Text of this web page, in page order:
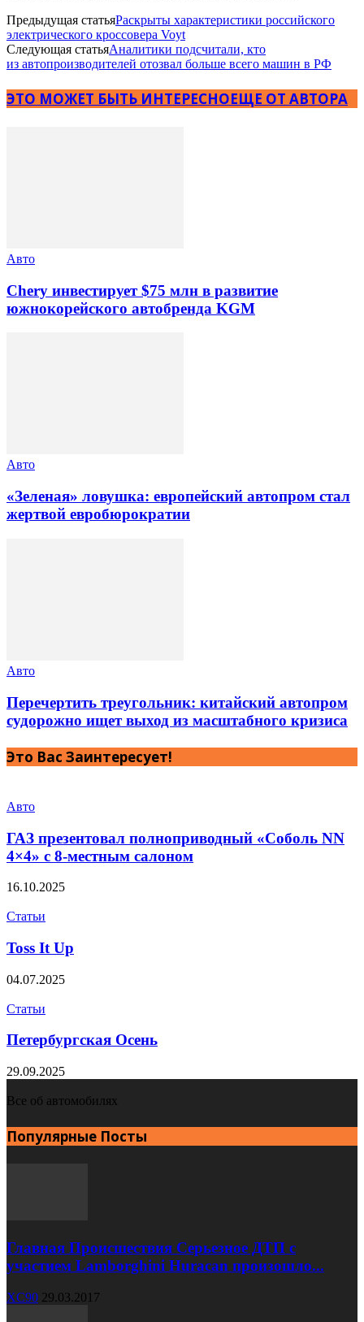
Предыдущая статьяРаскрыты характеристики российского
электрического кроссовера Voyt
Следующая статьяАналитики подсчитали, кто
из автопроизводителей отозвал больше всего машин в РФ
ЭТО МОЖЕТ БЫТЬ ИНТЕРЕСНОЕЩЕ ОТ АВТОРА
Авто
Chery инвестирует $75 млн в развитие
южнокорейского автобренда KGM
Авто
«Зеленая» ловушка: европейский автопром стал
жертвой евробюрократии
Авто
Перечертить треугольник: китайский автопром
судорожно ищет выход из масштабного кризиса
Это Вас Заинтересует!
Авто
ГАЗ презентовал полноприводный «Соболь NN
4×4» с 8-местным салоном
16.10.2025
Статьи
Toss It Up
04.07.2025
Статьи
Петербургская Осень
29.09.2025
Все об автомобилях
Популярные Посты
Главная Происшествия Серьезное ДТП с
участием Lamborghini Huracan произошло...
XC90 29.03.2017